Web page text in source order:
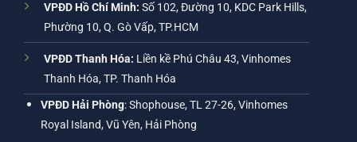
VPĐD Hồ Chí Minh: Số 102, Đường 10, KDC Park Hills,
Phường 10, Q. Gò Vấp, TP.HCM
VPĐD Thanh Hóa: Liền kề Phú Châu 43, Vinhomes
Thanh Hóa, TP. Thanh Hóa
VPĐD Hải Phòng: Shophouse, TL 27-26, Vinhomes
Royal Island, Vũ Yên, Hải Phòng